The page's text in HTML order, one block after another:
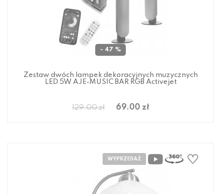
- 47 %
Zestaw dwóch lampek dekoracyjnych muzycznych
LED 5W AJE-MUSIC BAR RGB Activejet
129.00 zł 69.00 zł